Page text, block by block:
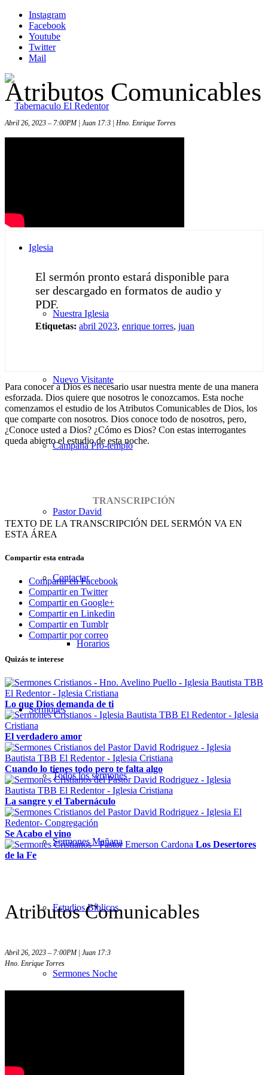
Instagram
Facebook
Youtube
Twitter
Mail
Iglesia
Nuestra Iglesia
Nuevo Visitante
Campaña Pro-templo
Pastor David
Contactar
Horarios
Sermones
Todos los sermones
Sermones Mañana
Estudios Bíblicos
Sermones Noche
Atributos Comunicables
Abril 26, 2023 – 7:00PM | Juan 17:3 | Hno. Enrique Torres
El sermón pronto estará disponible para
ser descargado en formatos de audio y
PDF.
Etiquetas: abril 2023, enrique torres, juan
Para conocer a Dios es necesario usar nuestra mente de una manera
esforzada. Dios quiere que nosotros le conozcamos. Esta noche
comenzamos el estudio de los Atributos Comunicables de Dios, los
que comparte con nosotros. Dios conoce todo de nosotros, pero,
¿Conoce usted a Dios? ¿Cómo es Dios? Con estas interrogantes
queda abierto el estudio de esta noche.
TRANSCRIPCIÓN
TEXTO DE LA TRANSCRIPCIÓN DEL SERMÓN VA EN
ESTA ÁREA
Compartir esta entrada
Compartir en Facebook
Compartir en Twitter
Compartir en Google+
Compartir en Linkedin
Compartir en Tumblr
Compartir por correo
Quizás te interese
Lo que Dios demanda de ti
El verdadero amor
Cuando lo tienes todo pero te falta algo
La sangre y el Tabernáculo
Se Acabo el vino
Los Desertores
de la Fe
Atributos Comunicables
Abril 26, 2023 – 7:00PM | Juan 17:3
Hno. Enrique Torres